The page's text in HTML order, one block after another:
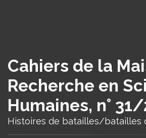
Cahiers de la
Recherche en
Humaines, n°
Histoires de batailles/batailles